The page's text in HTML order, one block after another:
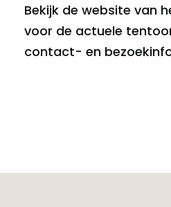
Bekijk de website van
voor de actuele
contact- en